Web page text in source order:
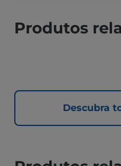
Produtos
Descubra